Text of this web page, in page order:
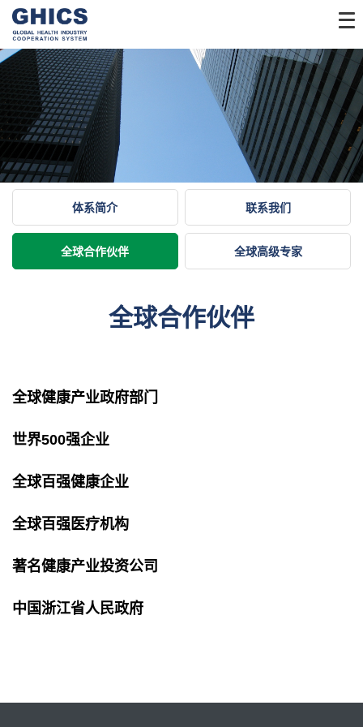
体系简介 联系我们
全球合作伙伴 全球高级专家
全球合作伙伴
全球健康产业政府部门
世界500强企业
全球百强健康企业
全球百强医疗机构
著名健康产业投资公司
中国浙江省人民政府